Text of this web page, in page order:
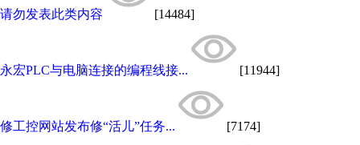
请勿发表此类内容 [14484]
永宏PLC与电脑连接的编程线接... [11944]
修工控网站发布修“活儿”任务... [7174]